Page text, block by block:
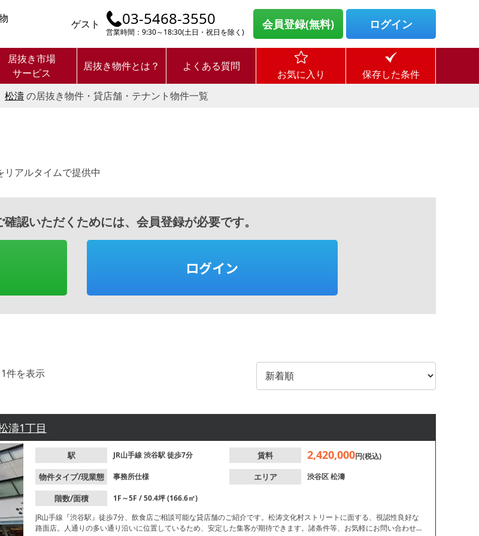
ゲスト 03-5468-3550
営業時間：9:30～18:30(土日・祝日を除く)
会員登録(無料) ログイン
居抜き市場
サービス
居抜き物件とは？ よくある質問
お気に入り
保存した条件
松濤の居抜き物件・貸店舗・テナント物件一覧
アルタイムで提供中
認いただくためには、会員登録が必要です。
ログイン
1件を表示
濤1丁目
駅 JR山手線渋谷駅徒歩7分 賃料 2,420,000円(税込)
物件タイプ/現業態 事務所仕様 エリア 渋谷区松濤
階数/面積
1F～5F / 50.4坪 (166.6㎡)
JR山手線『渋谷駅』徒歩7分、飲食店ご相談可能な貸店舗のご紹介です。松涛文化村ストリートに面する、視認性良好な
路面店。人通りの多い通り沿いに位置しているため、安定した集客が期待できます。諸条件等、お気軽にお問い合わせく